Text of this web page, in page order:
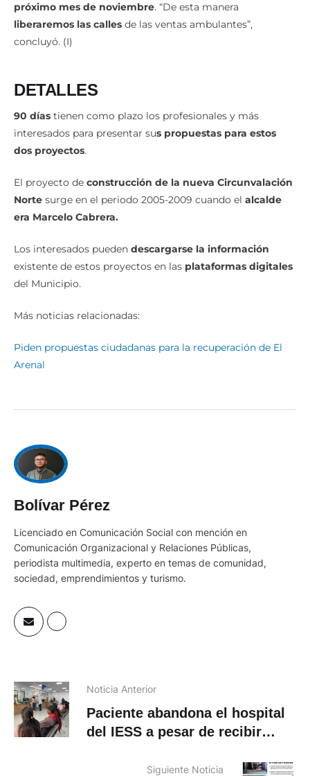
próximo mes de noviembre. “De esta manera
liberaremos las calles de las ventas ambulantes”,
concluyó. (I)
DETALLES
90 días tienen como plazo los profesionales y más
interesados para presentar sus propuestas para estos
dos proyectos.
El proyecto de construcción de la nueva Circunvalación
Norte surge en el periodo 2005-2009 cuando el alcalde
era Marcelo Cabrera.
Los interesados pueden descargarse la información
existente de estos proyectos en las plataformas digitales
del Municipio.
Más noticias relacionadas:
Piden propuestas ciudadanas para la recuperación de El
Arenal
Bolívar Pérez
Licenciado en Comunicación Social con mención en
Comunicación Organizacional y Relaciones Públicas,
periodista multimedia, experto en temas de comunidad,
sociedad, emprendimientos y turismo.
Noticia Anterior
Paciente abandona el hospital
del IESS a pesar de recibir
Siguiente Noticia